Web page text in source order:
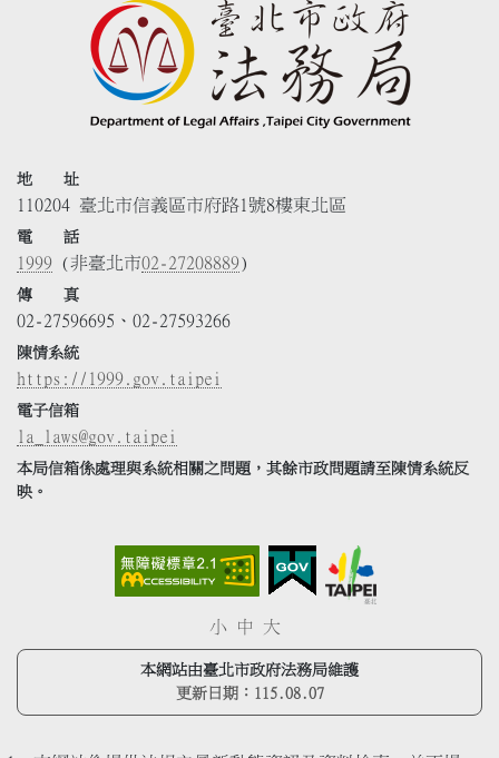
地 址
110204 臺北市信義區市府路1號8樓東北區
電 話
1999 (非臺北市02-27208889)
傳 真
02-27596695、02-27593266
陳情系統
https://1999.gov.taipei
電子信箱
la_laws@gov.taipei
本局信箱係處理與系統相關之問題，其餘市政問題請至陳情系統反
映。
小 中 大
本網站由臺北市政府法務局維護
更新日期： 115.08.07